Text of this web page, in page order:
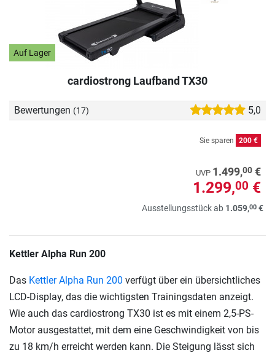
Auf Lager
cardiostrong Laufband TX30
Bewertungen (17) 5,0
Sie sparen 200 €
UVP 1.499,00 €
1.299,00 €
Ausstellungsstück ab 1.059,00 €
Kettler Alpha Run 200
Das Kettler Alpha Run 200 verfügt über ein übersichtliches
LCD-Display, das die wichtigsten Trainingsdaten anzeigt.
Wie auch das cardiostrong TX30 ist es mit einem 2,5-PS-
Motor ausgestattet, mit dem eine Geschwindigkeit von bis
zu 18 km/h erreicht werden kann. Die Steigung lässt sich